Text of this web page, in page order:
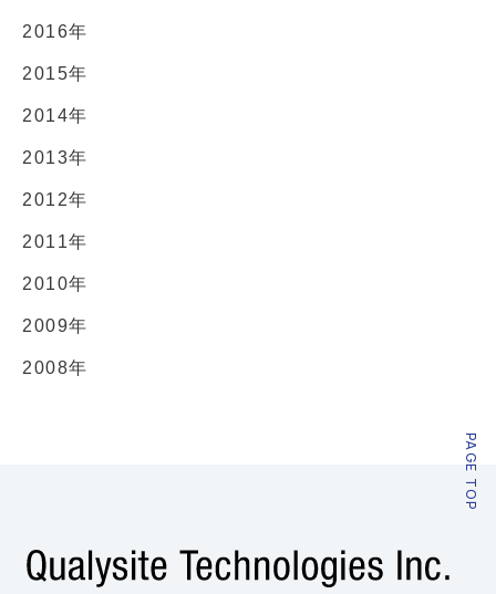
2016年
2015年
2014年
2013年
2012年
2011年
2010年
2009年
2008年
PAGE TOP